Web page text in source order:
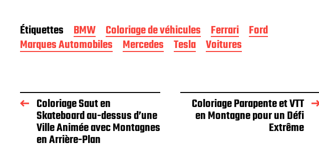
Étiquettes BMW Coloriage de véhicules Ferrari
Ford
Marques Automobiles
Mercedes Tesla Voitures
Coloriage Saut en
Skateboard au-dessus d’une
Ville Animée avec Montagnes
en Arrière-Plan
Coloriage Parapente et VTT
en Montagne pour un Défi
Extrême